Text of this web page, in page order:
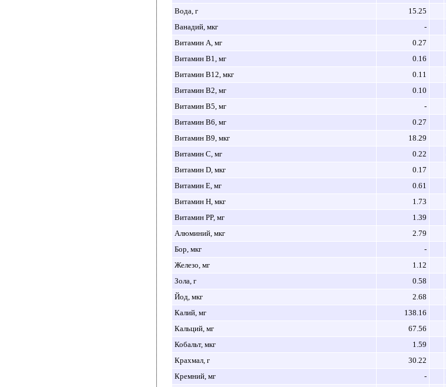
Вода, г
15.25
Ванадий, мкг
-
Витамин A, мг
0.27
Витамин B1, мг
0.16
Витамин B12, мкг
0.11
Витамин B2, мг
0.10
Витамин B5, мг
-
Витамин B6, мг
0.27
Витамин B9, мкг
18.29
Витамин C, мг
0.22
Витамин D, мкг
0.17
Витамин E, мг
0.61
Витамин H, мкг
1.73
Витамин PP, мг
1.39
Алюминий, мкг
2.79
Бор, мкг
-
Железо, мг
1.12
Зола, г
0.58
Йод, мкг
2.68
Калий, мг
138.16
Кальций, мг
67.56
Кобальт, мкг
1.59
Крахмал, г
30.22
Кремний, мг
-